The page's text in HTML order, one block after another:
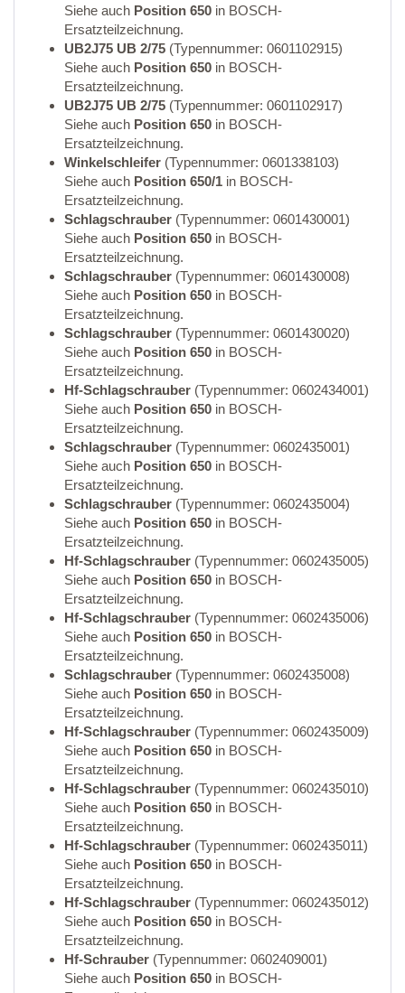
Siehe auch Position 650 in BOSCH-
Ersatzteilzeichnung.
UB2J75 UB 2/75 (Typennummer: 0601102915)
Siehe auch Position 650 in BOSCH-
Ersatzteilzeichnung.
UB2J75 UB 2/75 (Typennummer: 0601102917)
Siehe auch Position 650 in BOSCH-
Ersatzteilzeichnung.
Winkelschleifer (Typennummer: 0601338103)
Siehe auch Position 650/1 in BOSCH-
Ersatzteilzeichnung.
Schlagschrauber (Typennummer: 0601430001)
Siehe auch Position 650 in BOSCH-
Ersatzteilzeichnung.
Schlagschrauber (Typennummer: 0601430008)
Siehe auch Position 650 in BOSCH-
Ersatzteilzeichnung.
Schlagschrauber (Typennummer: 0601430020)
Siehe auch Position 650 in BOSCH-
Ersatzteilzeichnung.
Hf-Schlagschrauber (Typennummer: 0602434001)
Siehe auch Position 650 in BOSCH-
Ersatzteilzeichnung.
Schlagschrauber (Typennummer: 0602435001)
Siehe auch Position 650 in BOSCH-
Ersatzteilzeichnung.
Schlagschrauber (Typennummer: 0602435004)
Siehe auch Position 650 in BOSCH-
Ersatzteilzeichnung.
Hf-Schlagschrauber (Typennummer: 0602435005)
Siehe auch Position 650 in BOSCH-
Ersatzteilzeichnung.
Hf-Schlagschrauber (Typennummer: 0602435006)
Siehe auch Position 650 in BOSCH-
Ersatzteilzeichnung.
Schlagschrauber (Typennummer: 0602435008)
Siehe auch Position 650 in BOSCH-
Ersatzteilzeichnung.
Hf-Schlagschrauber (Typennummer: 0602435009)
Siehe auch Position 650 in BOSCH-
Ersatzteilzeichnung.
Hf-Schlagschrauber (Typennummer: 0602435010)
Siehe auch Position 650 in BOSCH-
Ersatzteilzeichnung.
Hf-Schlagschrauber (Typennummer: 0602435011)
Siehe auch Position 650 in BOSCH-
Ersatzteilzeichnung.
Hf-Schlagschrauber (Typennummer: 0602435012)
Siehe auch Position 650 in BOSCH-
Ersatzteilzeichnung.
Hf-Schrauber (Typennummer: 0602409001)
Siehe auch Position 650 in BOSCH-